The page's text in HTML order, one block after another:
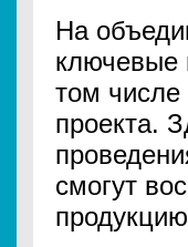
На
ключевые
том числе
проекта.
смогут